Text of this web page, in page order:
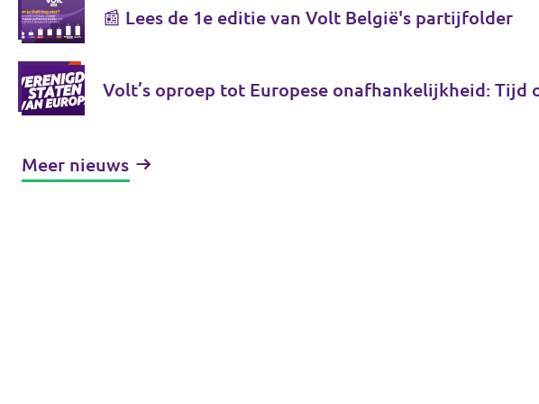
📰 Lees de 1e editie van Volt België's partijfolder
Volt’s oproep tot Europese onafhankelijkheid: Tijd
Meer nieuws